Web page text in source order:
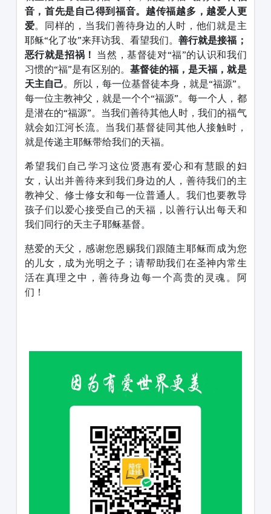
音，首先是自己得到福音。越传福越多，越爱人更
爱。同样的，当我们善待身边的人时，他们就是主
耶稣“化了妆”来拜访我、看望我们。善行就是接福；
恶行就是招祸！ 当然，基督徒对“福”的认识和我们
习惯的“福”是有区别的。基督徒的福，是天福，就是
天主自己。所以，每一位基督徒本身，就是“福源”。
每一位主教神父，就是一个个“福源”。每一个人，都
是潜在的“福源”。当我们善待其他人时，我们的福气
就会如江河长流。当我们基督徒同其他人接触时，
就是传递主耶稣带给我们的天福。
希望我们自己学习这位贤惠有爱心和有慧眼的妇
女，认出并善待来到我们身边的人，善待我们的主
教神父、修士修女和每一位普通人。我们也要教导
孩子们以爱心接受自己的天福，以善行认出每天和
我们同行的天主子耶稣基督。
慈爱的天父，感谢您恩赐我们跟随主耶稣而成为您
的儿女，成为光明之子；请帮助我们在圣神内常生
活在真理之中，善待身边每一个高贵的灵魂。阿
们！